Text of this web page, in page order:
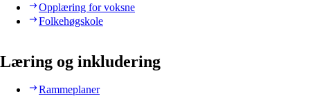
Opplæring for voksne
Folkehøgskole
Læring og inkludering
Rammeplaner